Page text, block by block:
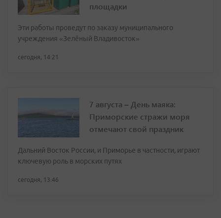
площадки
Эти работы проведут по заказу муниципального
учреждения «Зелёный Владивосток»
сегодня, 14:21
7 августа – День маяка:
Приморские стражи моря
отмечают свой праздник
Дальний Восток России, и Приморье в частности, играют
ключевую роль в морских путях
сегодня, 13:46